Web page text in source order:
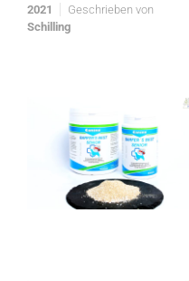
2021
Geschrieben von
Schilling